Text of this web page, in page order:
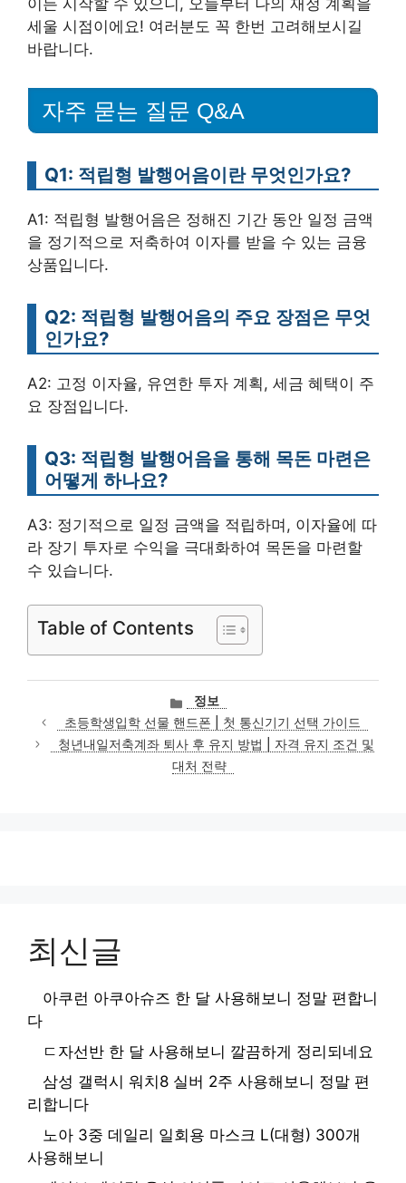
세울 시점이에요! 여러분도 꼭 한번 고려해보시길
바랍니다.
자주 묻는 질문 Q&A
Q1: 적립형 발행어음이란 무엇인가요?
A1: 적립형 발행어음은 정해진 기간 동안 일정 금액
을 정기적으로 저축하여 이자를 받을 수 있는 금융
상품입니다.
Q2: 적립형 발행어음의 주요 장점은 무엇
인가요?
A2: 고정 이자율, 유연한 투자 계획, 세금 혜택이 주
요 장점입니다.
Q3: 적립형 발행어음을 통해 목돈 마련은
어떻게 하나요?
A3: 정기적으로 일정 금액을 적립하며, 이자율에 따
라 장기 투자로 수익을 극대화하여 목돈을 마련할
수 있습니다.
Table of Contents
카
테
고
리
정보
초등학생입학 선물 핸드폰 | 첫 통신기기 선택 가이드
청년내일저축계좌 퇴사 후 유지 방법 | 자격 유지 조건 및
대처 전략
최신글
아쿠런 아쿠아슈즈 한 달 사용해보니 정말 편합니
다
ㄷ자선반 한 달 사용해보니 깔끔하게 정리되네요
삼성 갤럭시 워치8 실버 2주 사용해보니 정말 편
리합니다
노아 3중 데일리 일회용 마스크 L(대형) 300개
사용해보니